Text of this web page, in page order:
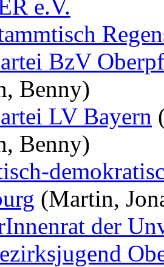
e.V.
BzV
Benny)
LV Bayern
Benny)
(Martin,
der